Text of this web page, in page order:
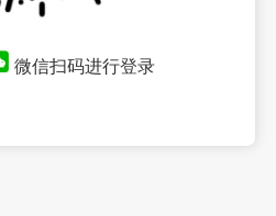
微信扫码进行登录